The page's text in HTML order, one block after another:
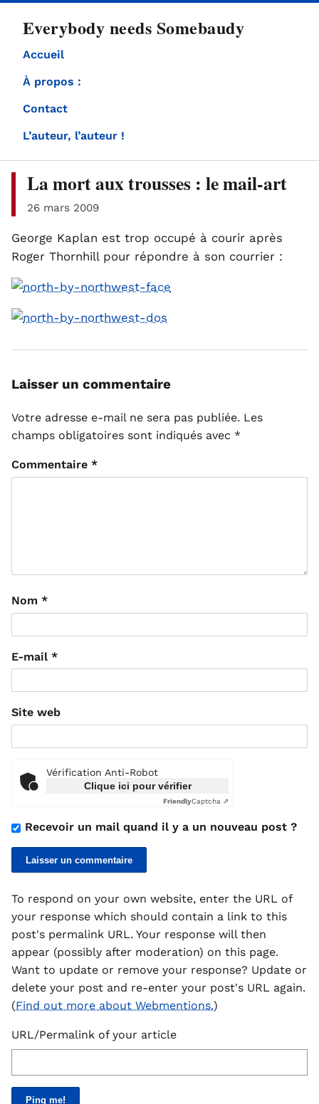
Everybody needs Somebaudy
Accueil
À propos :
Contact
L’auteur, l’auteur !
La mort aux trousses : le mail-art
26 mars 2009
George Kaplan est trop occupé à courir après
Roger Thornhill pour répondre à son courrier :
Laisser un commentaire
Votre adresse e-mail ne sera pas publiée. Les
champs obligatoires sont indiqués avec *
Commentaire *
Nom *
E-mail *
Site web
Vérification Anti-Robot
Clique ici pour vérifier
FriendlyCaptcha ⇗
Recevoir un mail quand il y a un nouveau post ?
To respond on your own website, enter the URL of
your response which should contain a link to this
post's permalink URL. Your response will then
appear (possibly after moderation) on this page.
Want to update or remove your response? Update or
delete your post and re-enter your post's URL again.
(Find out more about Webmentions.)
URL/Permalink of your article